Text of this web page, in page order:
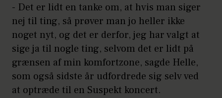
- Det er lidt en tanke om, at hvis man siger
nej til ting, så prøver man jo heller ikke
noget nyt, og det er derfor, jeg har valgt at
sige ja til nogle ting, selvom det er lidt på
grænsen af min komfortzone, sagde Helle,
som også sidste år udfordrede sig selv ved
at optræde til en Suspekt koncert.